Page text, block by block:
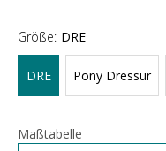
Größe: DRE
DRE Pony Dressur
Maßtabelle